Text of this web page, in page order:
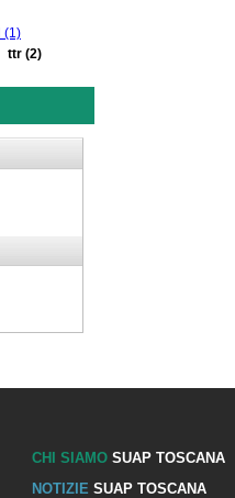
(1)
ttr (2)
CHI SIAMOSUAP TOSCANA
NOTIZIE SUAP TOSCANA